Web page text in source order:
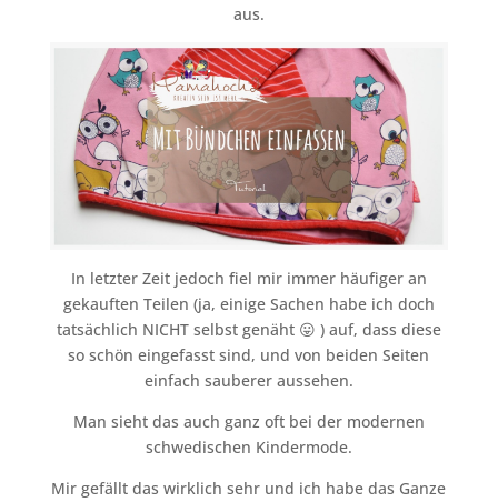
aus.
In letzter Zeit jedoch fiel mir immer häufiger an
gekauften Teilen (ja, einige Sachen habe ich doch
tatsächlich NICHT selbst genäht 😛 ) auf, dass diese
so schön eingefasst sind, und von beiden Seiten
einfach sauberer aussehen.
Man sieht das auch ganz oft bei der modernen
schwedischen Kindermode.
Mir gefällt das wirklich sehr und ich habe das Ganze